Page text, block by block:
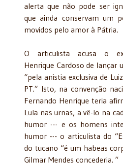
alerta que não pode ser
que ainda conservam um
movidos pelo amor à Pátria.
O articulista acusa o
Henrique Cardoso de lançar
“pela anistia exclusiva de
PT.” Isto, na convenção
Fernando Henrique teria
Lula nas urnas, a vê-lo na
humor --- e os homens
humor --- o articulista do
do tucano “é um habeas
Gilmar Mendes concederia. ”